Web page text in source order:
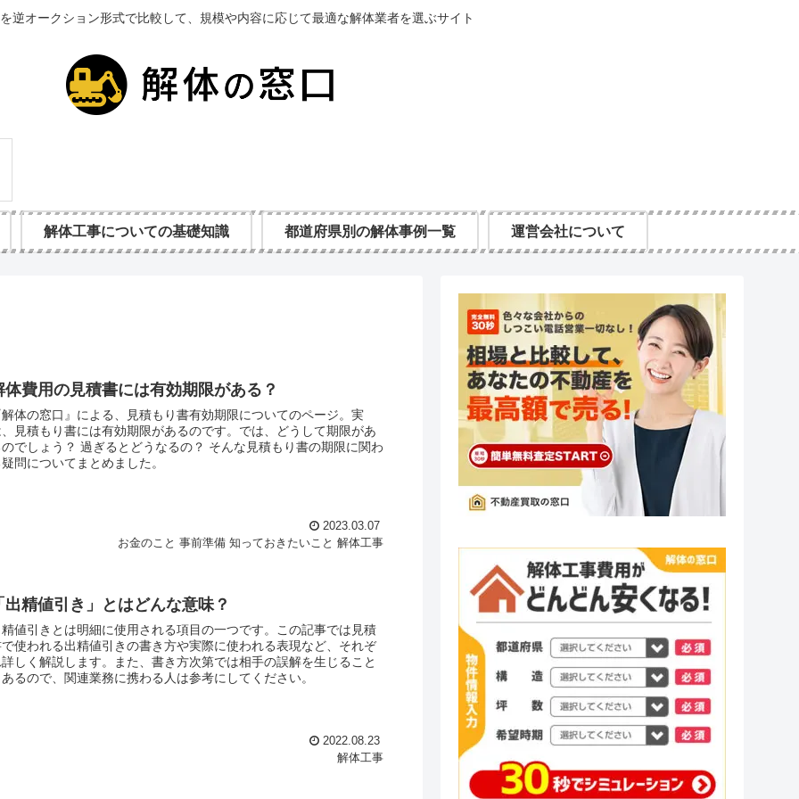
逆オークション形式で比較して、規模や内容に応じて最適な解体業者を選ぶサイト
解体工事についての基礎知識 都道府県別の解体事例一覧 運営会社について
体費用の見積書には有効期限がある？
体の窓口』による、見積もり書有効期限についてのページ。実
見積もり書には有効期限があるのです。では、どうして期限があ
でしょう？ 過ぎるとどうなるの？ そんな見積もり書の期限に関わ
問についてまとめました。
2023.03.07
お金のこと 事前準備 知っておきたいこと 解体工事
出精値引き」とはどんな意味？
値引きとは明細に使用される項目の一つです。この記事では見積
使われる出精値引きの書き方や実際に使われる表現など、それぞ
しく解説します。また、書き方次第では相手の誤解を生じること
るので、関連業務に携わる人は参考にしてください。
2022.08.23
解体工事